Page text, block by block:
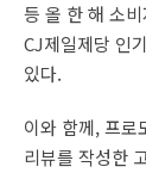
등 올 한 해 소
CJ제일제당 인
있다.
이와 함께, 프로
리뷰를 작성한